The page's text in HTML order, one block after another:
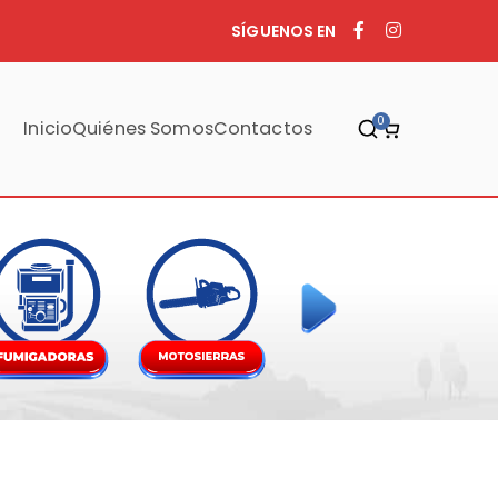
SÍGUENOS EN
InicioQuiénes SomosContactos 0